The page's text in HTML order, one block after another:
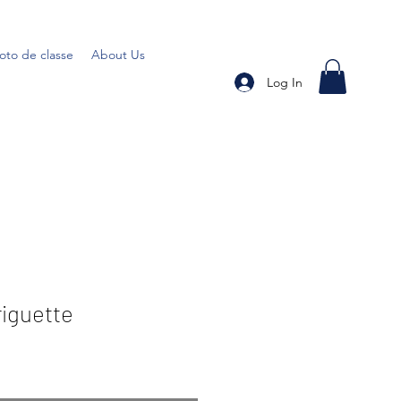
Log In
de classe About Us